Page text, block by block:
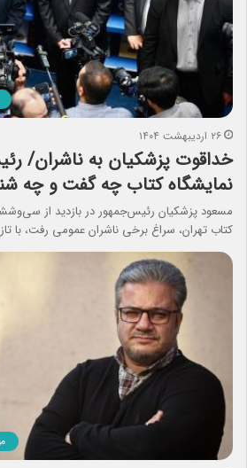
۲۶ اردیبهشت ۱۴۰۴
خداقوت پزشکیان به ناشران/
نمایشگاه کتاب چه گفت و چه
مسعود پزشکیان رئیس‌جمهور در بازدید از
کتاب تهران، سراغ برخی ناشران عمومی رفت، با